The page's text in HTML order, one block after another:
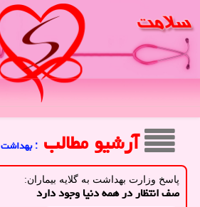
آرشیو مطالب : بهداشت
پاسخ وزارت بهداشت به گلایه بیماران:
صف انتظار در همه دنیا وجود دارد